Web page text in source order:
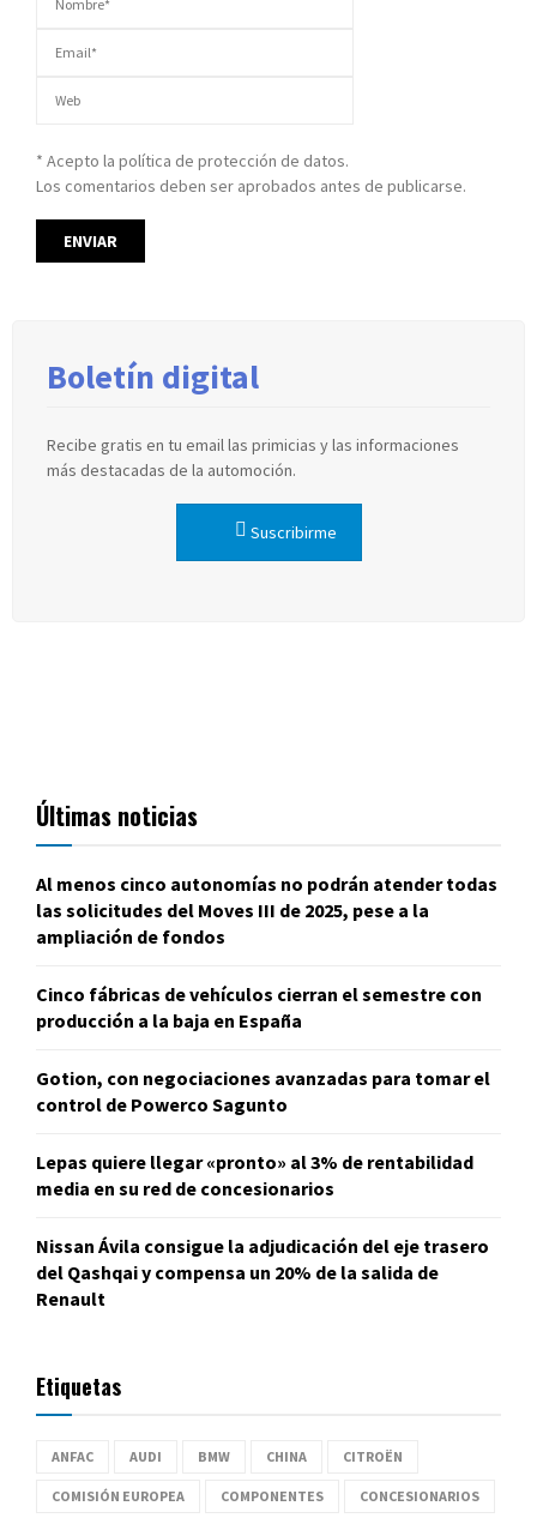
* Acepto la política de protección de datos.
Los comentarios deben ser aprobados antes de publicarse.
Boletín digital
Recibe gratis en tu email las primicias y las informaciones
más destacadas de la automoción.
Suscribirme
Últimas noticias
Al menos cinco autonomías no podrán atender todas
las solicitudes del Moves III de 2025, pese a la
ampliación de fondos
Cinco fábricas de vehículos cierran el semestre con
producción a la baja en España
Gotion, con negociaciones avanzadas para tomar el
control de Powerco Sagunto
Lepas quiere llegar «pronto» al 3% de rentabilidad
media en su red de concesionarios
Nissan Ávila consigue la adjudicación del eje trasero
del Qashqai y compensa un 20% de la salida de
Renault
Etiquetas
ANFAC AUDI BMW CHINA CITROËN
COMISIÓN EUROPEA COMPONENTES CONCESIONARIOS